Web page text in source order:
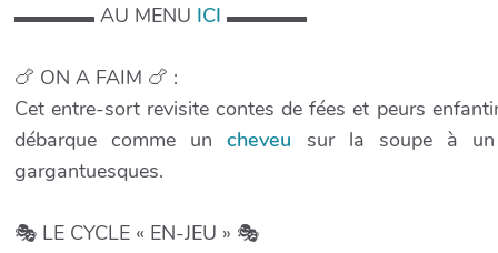
▬▬▬▬ AU MENU ICI ▬▬▬▬
🍗 ON A FAIM 🍗 :
Cet entre-sort revisite contes de fées et peurs
débarque comme uncheveu sur la soupe à un
gargantuesques.
🎭 LE CYCLE « EN-JEU » 🎭